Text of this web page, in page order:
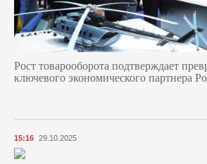
Рост товарооборота подтверждает
ключевого экономического партнера
15:16 29.10.2025